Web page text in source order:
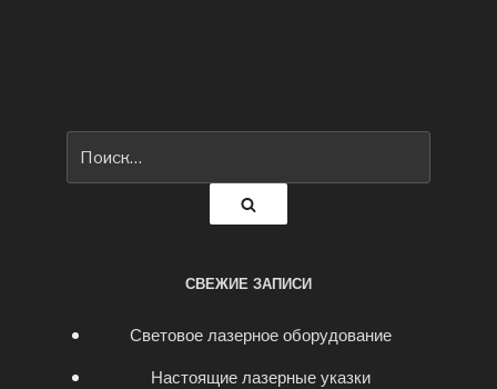
Искать:
СВЕЖИЕ ЗАПИСИ
Световое лазерное оборудование
Настоящие лазерные указки